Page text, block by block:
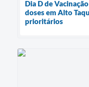
Dia D de
doses em Alto
prioritários